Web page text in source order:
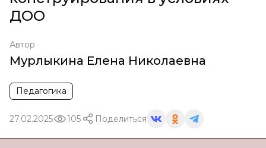
ДОО
Автор
Мурлыкина Елена Николаевна
Педагогика
27.02.2025 105 Поделиться